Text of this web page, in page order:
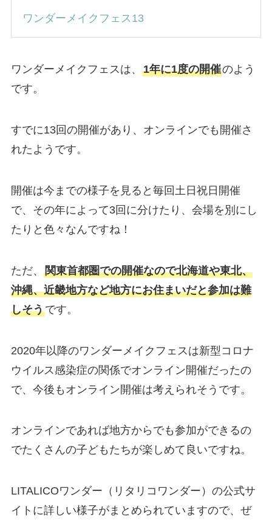
ワンダーメイクフェス13
ワンダーメイクフェスは、 1年に1度の開催のよう
です。
すでに13回の開催があり、オンラインでも開催さ
れたようです。
開催は今までの様子を見ると毎回土日祝日開催
で、その年によって3回に分けたり、会場を別にし
たりと色々なんですね！
ただ、 関東首都圏での開催なので北海道や東北、
沖縄、近畿地方など地方にお住まいだと参加は難
しそうです。
2020年以降のワンダーメイクフェスは新型コロナ
ウイルス感染症の関係でオンライン開催だったの
で、今後もオンライン開催は考えられそうです。
オンラインであれば地方からでも参加ができるの
でたくさんの子どもたちが楽しめて良いですね。
LITALICOワンダー（リタリコワンダー）の公式サ
イトに詳しい様子がまとめられていますので、ぜ